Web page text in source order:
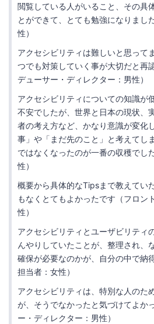
閲覧している人がいること、その具
とができて、とても勉強になりまし
性）
アクセシビリティは難しいと思って
つでも対策していく事が大切だと再
デューサー・ディレクター：男性）
アクセシビリティについての知識が
不安でしたが、世界と日本の現状、
者の考え方など、かなり意識が変化
事」や「まだ先のこと」と考えてし
ではなくなったのが一番の収穫でし
性）
概要から具体的なTipsまで教えてい
もなくとてもよかったです（フロン
性）
アクセシビリティとユーザビリティ
んやりしていたことが、整理され、
確保が必要なのかが、自分の中で納
担当者：女性）
アクセシビリティは、特別な人のた
が、そうでなかったと気づけてよか
ー・ディレクター：男性）